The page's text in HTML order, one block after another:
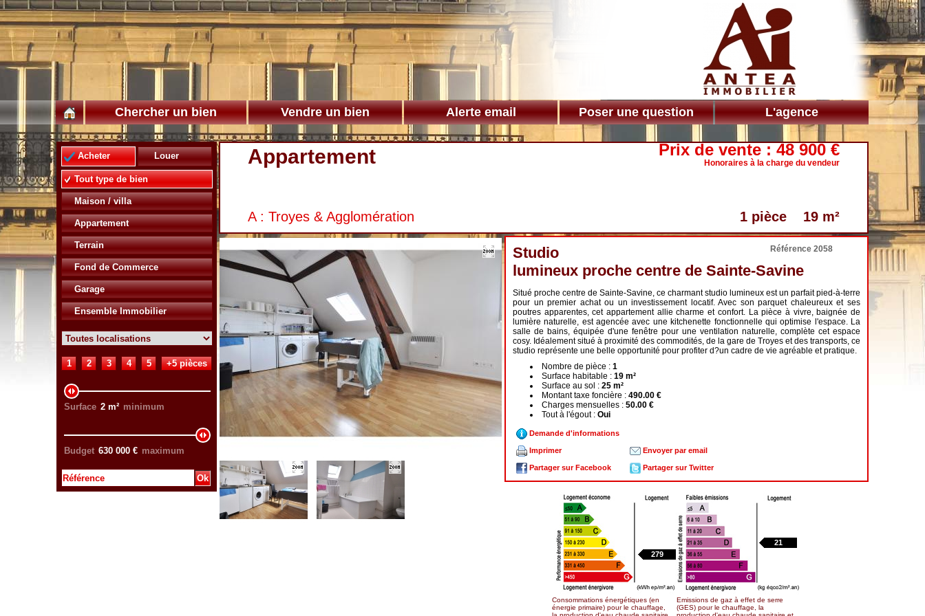
Chercher un bien Vendre un bien Alerte email Poser une question L'agence
Acheter Louer
Tout type de bien
Maison / villa
Appartement
Terrain
Fond de Commerce
Garage
Ensemble Immobilier
1 2 3 4 5 +5 pièces
Surface 2 m² minimum
Budget 630 000 € maximum
Prix de vente : 48 900 €
Honoraires à la charge du vendeur
1 pièce 19 m²
A : Troyes & Agglomération
Appartement
Référence 2058
Studio
lumineux proche centre de Sainte-Savine
Situé proche centre de Sainte-Savine, ce charmant studio lumineux est un parfait pied-à-terre
pour un premier achat ou un investissement locatif. Avec son parquet chaleureux et ses
poutres apparentes, cet appartement allie charme et confort. La pièce à vivre, baignée de
lumière naturelle, est agencée avec une kitchenette fonctionnelle qui optimise l'espace. La
salle de bains, équipée d'une fenêtre pour une ventilation naturelle, complète cet espace
cosy. Idéalement situé à proximité des commodités, de la gare de Troyes et des transports, ce
studio représente une belle opportunité pour profiter d?un cadre de vie agréable et pratique.
Nombre de pièce : 1
Surface habitable : 19 m²
Surface au sol : 25 m²
Montant taxe foncière : 490.00 €
Charges mensuelles : 50.00 €
Tout à l'égout : Oui
Demande d'informations
Imprimer Envoyer par email
Partager sur Facebook Partager sur Twitter
279
21
Consommations énergétiques (en
énergie primaire) pour le chauffage,
Emissions de gaz à effet de serre
(GES) pour le chauffage, la